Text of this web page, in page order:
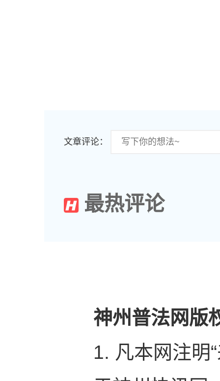
文章评论：
最热评论
神州普法网版
1. 凡本网注明